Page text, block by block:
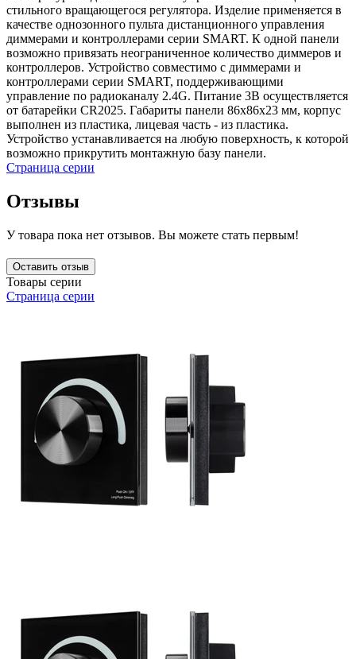
стильного вращающегося регулятора. Изделие применяется в
качестве однозонного пульта дистанционного управления
диммерами и контроллерами серии SMART. К одной панели
возможно привязать неограниченное количество диммеров и
контроллеров. Устройство совместимо с диммерами и
контроллерами серии SMART, поддерживающими
управление по радиоканалу 2.4G. Питание 3В осуществляется
от батарейки CR2025. Габариты панели 86х86х23 мм, корпус
выполнен из пластика, лицевая часть - из пластика.
Устройство устанавливается на любую поверхность, к которой
возможно прикрутить монтажную базу панели.
Страница серии
Отзывы
У товара пока нет отзывов. Вы можете стать первым!
Оставить отзыв
Товары серии
Страница серии